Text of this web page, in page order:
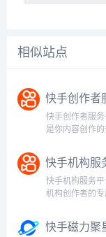
相似站点
快手创作者服
是你内容创作的
平台都能帮你搞
你的私人内容
你提供专业支持
快手机构服务
机构创作者的专
签，满足各类场